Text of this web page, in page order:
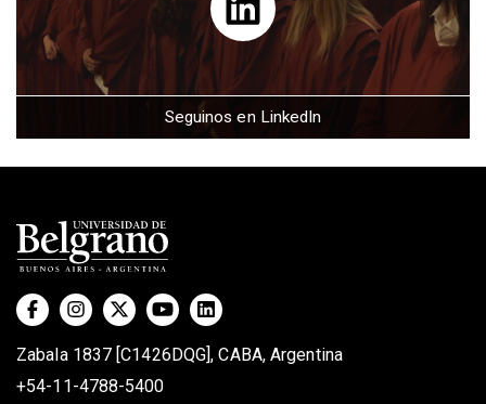
Seguinos en LinkedIn
Zabala 1837 [C1426DQG], CABA, Argentina
+54-11-4788-5400